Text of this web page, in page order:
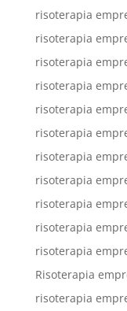
risoterapia
risoterapia
risoterapia
risoterapia
risoterapia
risoterapia
risoterapia
risoterapia
risoterapia
risoterapia
risoterapia
Risoterapia
risoterapia